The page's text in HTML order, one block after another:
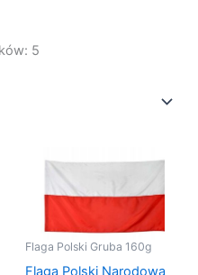
5
Flaga Polski Gruba 160g
Flaga Polski Narodowa